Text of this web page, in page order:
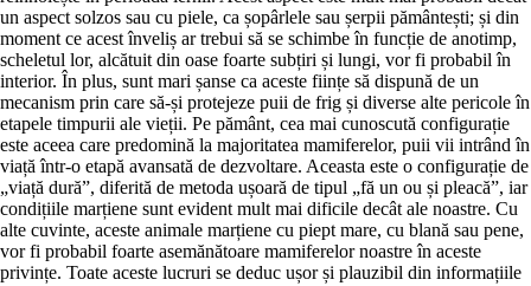
un aspect solzos sau cu piele, ca șopârlele sau șerpii pământești; și din
moment ce acest înveliș ar trebui să se schimbe în funcție de anotimp,
scheletul lor, alcătuit din oase foarte subțiri și lungi, vor fi probabil în
interior. În plus, sunt mari șanse ca aceste ființe să dispună de un
mecanism prin care să-și protejeze puii de frig și diverse alte pericole în
etapele timpurii ale vieții. Pe pământ, cea mai cunoscută configurație
este aceea care predomină la majoritatea mamiferelor, puii vii intrând în
viață într-o etapă avansată de dezvoltare. Aceasta este o configurație de
„viață dură”, diferită de metoda ușoară de tipul „fă un ou și pleacă”, iar
condițiile marțiene sunt evident mult mai dificile decât ale noastre. Cu
alte cuvinte, aceste animale marțiene cu piept mare, cu blană sau pene,
vor fi probabil foarte asemănătoare mamiferelor noastre în aceste
privințe. Toate aceste lucruri se deduc ușor și plauzibil din informațiile